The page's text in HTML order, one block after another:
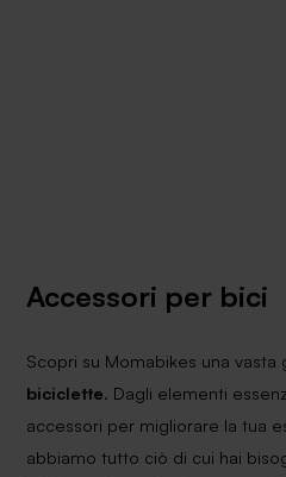
Accessori per bici
Scopri su Momabikes una vasta
biciclette. Dagli elementi
accessori per migliorare la tua
abbiamo tutto ciò di cui hai